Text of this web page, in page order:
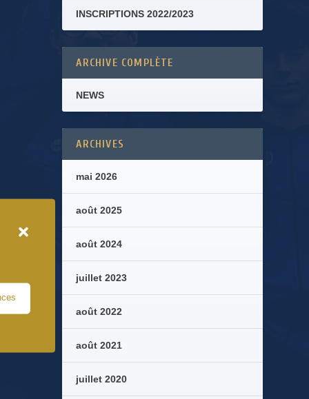
INSCRIPTIONS 2022/2023
ARCHIVE COMPLÈTE
NEWS
ARCHIVES
mai 2026
août 2025
août 2024
juillet 2023
août 2022
août 2021
juillet 2020